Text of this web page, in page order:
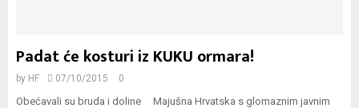
E
Padat će kosturi iz KUKU ormara!
by HF 07/10/2015 0
Obećavali su bruda i doline Majušna Hrvatska s glomaznim javnim